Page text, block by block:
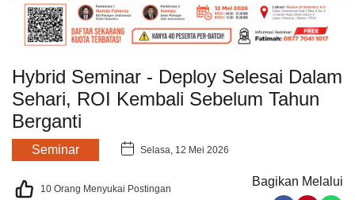
Hybrid Seminar - Deploy Selesai Dalam
Sehari, ROI Kembali Sebelum Tahun
Berganti
Seminar Selasa, 12 Mei 2026
10 Orang Menyukai Postingan
Bagikan Melalui